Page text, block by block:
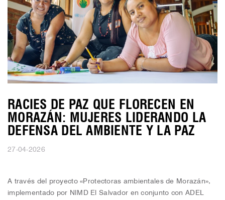
RACIES DE PAZ QUE FLORECEN EN
MORAZÁN: MUJERES LIDERANDO LA
DEFENSA DEL AMBIENTE Y LA PAZ
27-04-2026
A través del proyecto «Protectoras ambientales de Morazán»,
implementado por NIMD El Salvador en conjunto con ADEL